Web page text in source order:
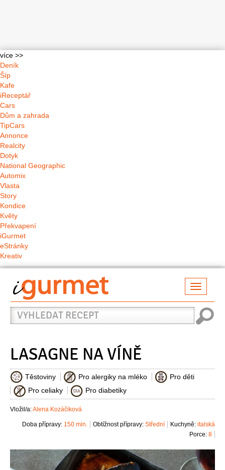
více >>
Deník
Šíp
Kafe
iReceptář
Cars
Dům a zahrada
TipCars
Annonce
Realcity
Dotyk
National Geographic
Automix
Vlasta
Story
Kondice
Květy
Překvapení
iGurmet
eStránky
Kreativ
Vyhledat
recept
LASAGNE NA VÍNĚ
Těstoviny Pro alergiky na mléko
Pro děti
Pro celiaky
Pro diabetiky
Vložil/a:Alena Kozáčiková
Kuchyně: italská
Obtížnost přípravy: Střední
Doba přípravy: 150 min.
Porce: 8